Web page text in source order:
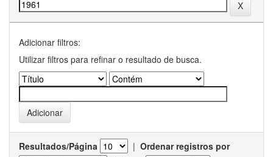
Adicionar filtros:
Utilizar filtros para refinar o resultado de busca.
Resultados/Página | Ordenar registros por